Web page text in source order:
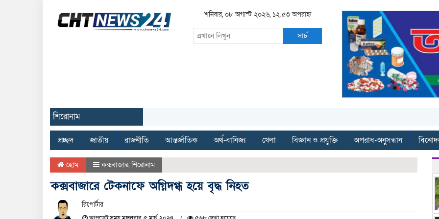
শনিবার, ০৮ অগাস্ট ২০২৬, ১২:৫৩ অপরাহ্ন
সার্চ
শিরোনাম
প্রচ্ছদ জাতীয় রাজনীতি আন্তর্জাতিক অর্থ-বানিজ্য খেলা বিজ্ঞান ও প্রযুক্তি অপরাধ-অনুসন্ধান
হোম কক্সবাজার,শিরোনাম
কক্সবাজারে টেকনাফে অগ্নিদগ্ধ হয়ে বৃদ্ধ নিহত
রিপোর্টার